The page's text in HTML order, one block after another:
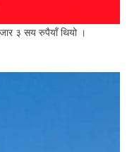
३ सय रुपैयाँ थियो ।